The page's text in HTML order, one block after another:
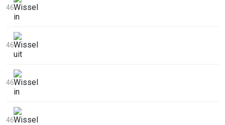
46'
46'
46'
46'